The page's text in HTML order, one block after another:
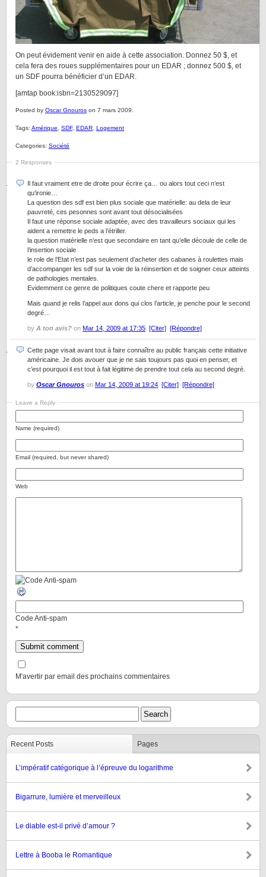
On peut évidement venir en aide à cette association. Donnez 50 $, et
cela fera des roues supplémentaires pour un EDAR ; donnez 500 $, et
un SDF pourra bénéficier d’un EDAR.
[amtap book:isbn=2130529097]
Posted by Oscar Gnouros on 7 mars 2009.
Tags: Amérique SDF, EDAR Logement
Categories: Société
2 Responses
Il faut vraiment etre de droite pour écrire ça… ou alors tout ceci n’est
qu’ironie…
La question des sdf est bien plus sociale que matérielle: au dela de leur
pauvreté, ces pesonnes sont avant tout désocialisées
Il faut une réponse sociale adaptée, avec des travailleurs sociaux qui les
aident a remettre le peds a l’étriller.
la question matérielle n’est que secondaire en tant qu’elle découle de celle de
l’insertion sociale
le role de l’Etat n’est pas seulement d’acheter des cabanes à roulettes mais
d’accompanger les sdf sur la voie de la réinsertion et de soigner ceux atteints
de pathologies mentales.
Evidemment ce genre de politiques coute chere et rapporte peu
Mais quand je relis l’appel aux dons qui clos l’article, je penche pour le second
degré…
by A ton avis? on Mar 14, 2009 at 17:35 [Citer] [Répondre]
Cette page visait avant tout à faire connaître au public français cette initiative
américaine. Je dois avouer que je ne sais toujours pas quoi en penser, et
c’est pourquoi il est tout à fait légitime de prendre tout cela au second degré.
by Oscar Gnouros on Mar 14, 2009 at 19:24 [Citer] [Répondre]
Leave a Reply
Name (required)
Email (required, but never shared)
Web
Code Anti-spam
*
M'avertir par email des prochains commentaires
Recent Posts Pages
L’impératif catégorique à l’épreuve du logarithme
Bigarrure, lumière et merveilleux
Le diable est-il privé d’amour ?
Lettre à Booba le Romantique